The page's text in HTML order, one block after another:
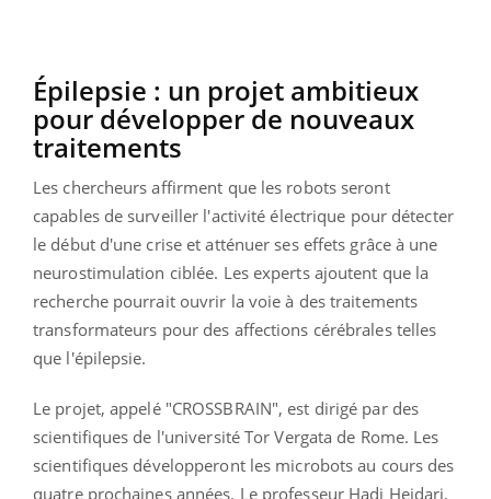
Épilepsie : un projet ambitieux
pour développer de nouveaux
traitements
Les chercheurs affirment que les robots seront
capables de surveiller l'activité électrique pour détecter
le début d'une crise et atténuer ses effets grâce à une
neurostimulation ciblée. Les experts ajoutent que la
recherche pourrait ouvrir la voie à des traitements
transformateurs pour des affections cérébrales telles
que l'épilepsie.
Le projet, appelé "CROSSBRAIN", est dirigé par des
scientifiques de l'université Tor Vergata de Rome. Les
scientifiques développeront les microbots au cours des
quatre prochaines années. Le professeur Hadi Heidari,